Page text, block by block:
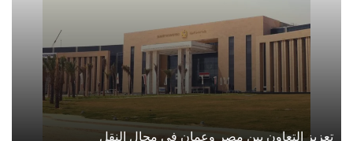
تعزيز التعاون بين مصر وعمان في مجال النقل